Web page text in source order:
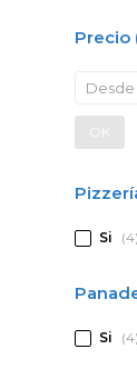
Precio
OK
Si (4)
Si (4)